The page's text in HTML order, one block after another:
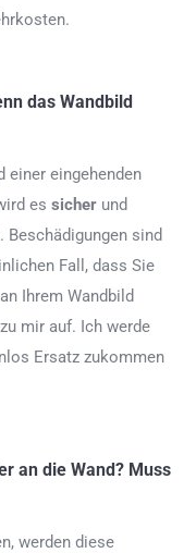
das Wandbild
einer eingehenden
es sicher und
sind
Fall, dass Sie
Ihrem Wandbild
mir auf. Ich werde
Ersatz zukommen
an die Wand? Muss
werden diese